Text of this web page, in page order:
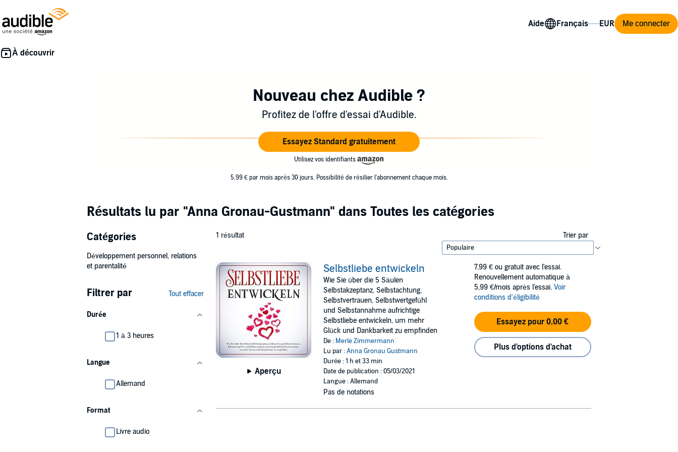
Aide Me connecter
Nouveau chez Audible ?
Profitez de l'offre d'essai d'Audible.
Essayez Standard gratuitement
Utilisez vos identifiants
5,99 € par mois après 30 jours. Possibilité de résilier l'abonnement chaque mois.
Résultats lu par "Anna Gronau-Gustmann" dans Toutes les catégories
Catégories
Développement personnel, relations
et parentalité
Filtrer par Tout effacer
Durée
1 à 3 heures
Langue
Allemand
Format
Livre audio
1 résultat Trier par
Aperçu
Selbstliebe entwickeln
Wie Sie über die 5 Säulen
Selbstakzeptanz, Selbstachtung,
Selbstvertrauen, Selbstwertgefühl
und Selbstannahme aufrichtige
Selbstliebe entwickeln, um mehr
Glück und Dankbarkeit zu empfinden
De : Merle Zimmermann
Lu par :Anna Gronau Gustmann
Durée : 1 h et 33 min
Date de publication : 05/03/2021
Langue : Allemand
Pas de notations
7,99 € ou gratuit avec l'essai.
Renouvellement automatique à
5,99 €/mois après l'essai. Voir
conditions d'éligibilité
Essayez pour 0,00 €
Plus d'options d'achat